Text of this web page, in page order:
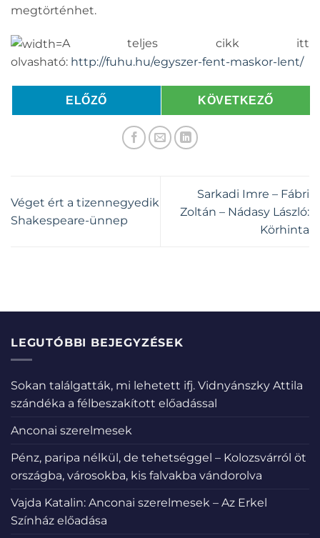
megtörténhet.
A teljes cikk itt
olvasható: http://fuhu.hu/egyszer-fent-maskor-lent/
ELŐZŐ KÖVETKEZŐ
Véget ért a tizennegyedik
Shakespeare-ünnep
Sarkadi Imre – Fábri
Zoltán – Nádasy László:
Körhinta
LEGUTÓBBI BEJEGYZÉSEK
Sokan találgatták, mi lehetett ifj. Vidnyánszky Attila
szándéka a félbeszakított előadással
Anconai szerelmesek
Pénz, paripa nélkül, de tehetséggel – Kolozsvárról öt
országba, városokba, kis falvakba vándorolva
Vajda Katalin: Anconai szerelmesek – Az Erkel
Színház előadása